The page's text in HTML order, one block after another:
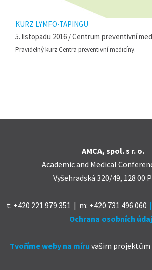
KURZ LYMFO-TAPINGU
5. listopadu 2016 / Centrum preventivní
Pravidelný kurz Centra preventivní medicíny.
AMCA, spol. s r. o.
Academic and Medical
Vyšehradská 320/49, 128 00
t: +420 221 979 351 | m: +420 731 496 060 |
Ochrana osobních
Tvoříme weby na míru vašim projektům